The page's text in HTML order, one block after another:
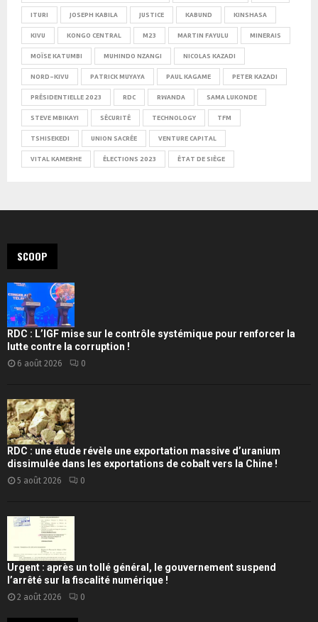
ITURI JOSEPH KABILA JUSTICE KABUND KINSHASA
KIVU KONGO CENTRAL M23 MARTIN FAYULU MINERAIS
MOÏSE KATUMBI MUHINDO NZANGI NICOLAS KAZADI
NORD-KIVU PATRICK MUYAYA PAUL KAGAME PETER KAZADI
PRÉSIDENTIELLE 2023 RDC RWANDA SAMA LUKONDE
STEVE MBIKAYI SÉCURITÉ TECHNOLOGY TFM
TSHISEKEDI UNION SACRÉE VENTURE CAPITAL
VITAL KAMERHE ÉLECTIONS 2023 ÉTAT DE SIÈGE
SCOOP
RDC : L’IGF mise sur le contrôle systémique pour renforcer la
lutte contre la corruption !
6 août 2026 0
RDC : une étude révèle une exportation massive d’uranium
dissimulée dans les exportations de cobalt vers la Chine !
5 août 2026 0
Urgent : après un tollé général, le gouvernement suspend
l’arrêté sur la fiscalité numérique !
2 août 2026 0